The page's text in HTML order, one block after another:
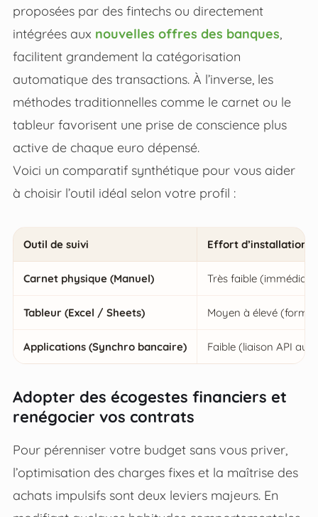
proposées par des fintechs ou directement
intégrées aux nouvelles offres des banques
facilitent grandement la catégorisation
automatique des transactions. À l’inverse, les
méthodes traditionnelles comme le carnet ou le
tableur favorisent une prise de conscience plus
active de chaque euro dépensé.
Voici un comparatif synthétique pour vous aider
à choisir l’outil idéal selon votre profil :
Outil de suivi Effort d’installation
Carnet physique (Manuel) Très faible (immédiat)
Tableur (Excel / Sheets) Moyen à élevé
Applications (Synchro bancaire) Faible (liaison API
Adopter des écogestes financiers et
renégocier vos contrats
Pour pérenniser votre budget sans vous priver,
l’optimisation des charges fixes et la maîtrise des
achats impulsifs sont deux leviers majeurs. En